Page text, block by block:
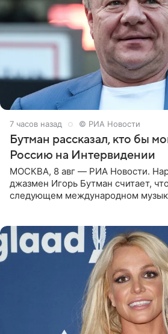
7 часов назад © РИА Новости
Бутман рассказал, кто бы
Россию на Интервидении
МОСКВА, 8 авг — РИА Новости.
джазмен Игорь Бутман считает,
следующем международном